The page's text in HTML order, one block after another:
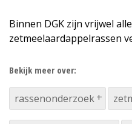
Binnen DGK zijn vrijwel
zetmeelaardappelrassen
Bekijk meer over:
rassenonderzoek